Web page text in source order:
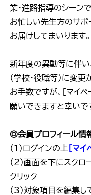
業・進路指導のシーンで
お忙しい先生方のサポ
お届けしてまいります。
新年度の異動等に伴
（学校・役職等）に変更
お手数ですが、［マイ
願いできますと幸いで
◎会員プロフィール情
（1）ログインの上 ［マイ
（2）画面を下にスクロ
クリック
（3）対象項目を編集し